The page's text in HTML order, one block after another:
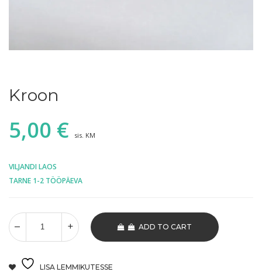
Kroon
5,00 € sis. KM
VILJANDI LAOS
TARNE 1-2 TÖÖPÄEVA
ADD TO CART
LISA LEMMIKUTESSE